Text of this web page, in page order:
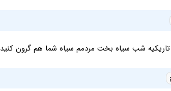
شب سیاه بخت مردمم سیاه شما هم گرون کنید